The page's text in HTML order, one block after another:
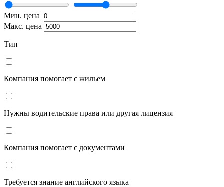
Мин. цена
Макс. цена
Тип
Компания помогает с жильем
Нужны водительские права или другая лицензия
Компания помогает с документами
Требуется знание английского языка